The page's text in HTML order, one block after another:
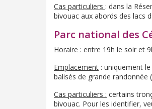
Cas particuliers : dans la
bivouac aux abords des lacs
Parc national des
Horaire : entre 19h le soir et
Emplacement : uniquement
balisés de grande randonnée
Cas particuliers : certains
bivouac. Pour les identifier,